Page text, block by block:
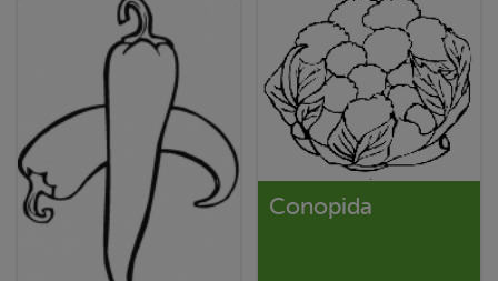
Conopida